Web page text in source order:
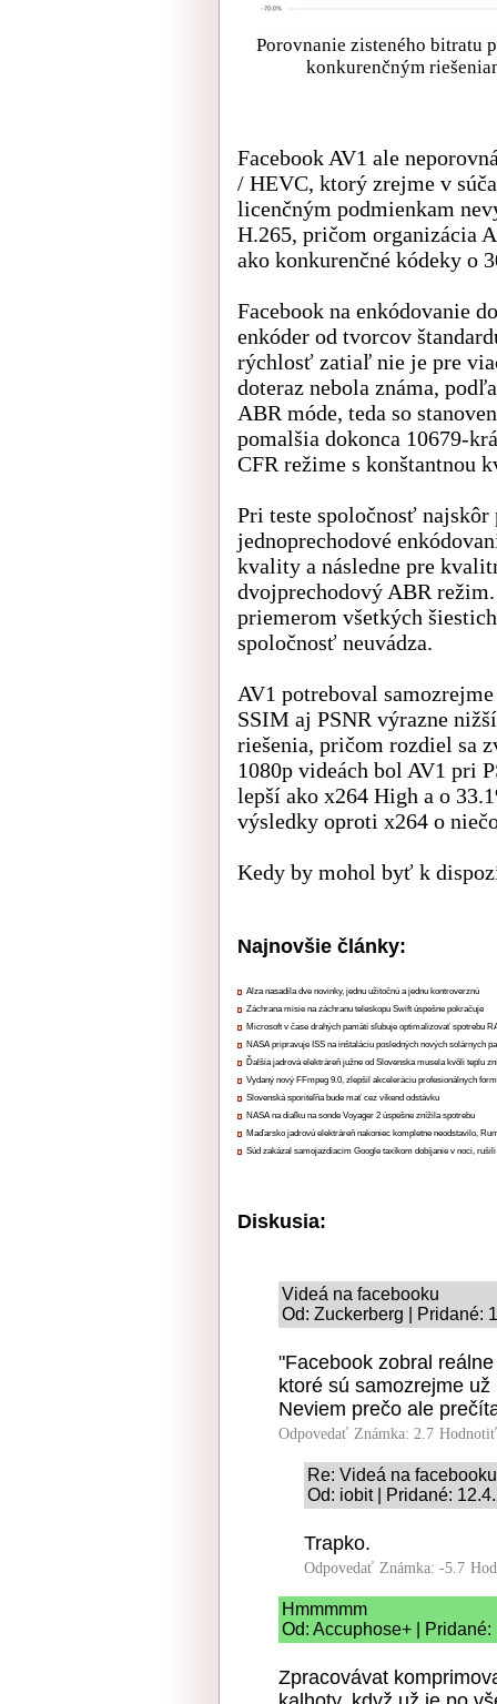
Porovnanie zisteného bitratu
konkurenčným
Facebook AV1 ale
/ HEVC, ktorý zrejme v
licenčným podmienkam
H.265, pričom organizácia
ako konkurenčné kódeky o
Facebook na enkódovanie
enkóder od tvorcov
rýchlosť zatiaľ nie je pre
doteraz nebola známa,
ABR móde, teda so
pomalšia dokonca 10679-
CFR režime s konštantnou
Pri teste spoločnosť
jednoprechodové
kvality a následne pre
dvojprechodový ABR
priemerom všetkých
spoločnosť neuvádza.
AV1 potreboval
SSIM aj PSNR výrazne
riešenia, pričom rozdiel sa
1080p videách bol AV1 pri
lepší ako x264 High a o
výsledky oproti x264 o
Kedy by mohol byť k
Najnovšie články:
Alza nasadila dve novinky, jednu užitočnú a jednu kontroverznú
Záchrana misie na záchranu teleskopu Swift úspešne pokračuje
Microsoft v čase drahých pamätí sľubuje optimalizovať spotrebu
NASA pripravuje ISS na inštaláciu posledných nových solárnych
Ďalšia jadrová elektráreň južne od Slovenska musela kvôli teplu
Vydaný nový FFmpeg 9.0, zlepšil akceleráciu profesionálnych
Slovenská sporiteľňa bude mať cez víkend odstávku
NASA na diaľku na sonde Voyager 2 úspešne znížila spotrebu
Maďarsko jadrovú elektráreň nakoniec kompletne neodstavilo,
Súd zakázal samojazdiacim Google taxíkom dobíjanie v noci,
Diskusia:
Videá na facebooku
Od: Zuckerberg | Pridané:
"Facebook zobral
ktoré sú samozrejme
Neviem prečo ale
Odpovedať Známka: 2.7
Re: Videá na facebooku
Od: iobit | Pridané:
Trapko.
Odpovedať Známka: -5.7
Hmmmmm
Od: Accuphose+ |
Zpracovávat